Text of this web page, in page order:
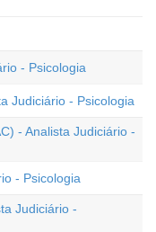
- Psicologia
Judiciário - Psicologia
- Analista Judiciário -
- Psicologia
Judiciário -